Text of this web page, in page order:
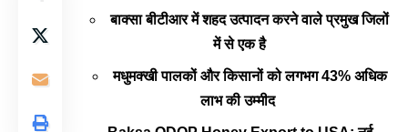
बाक्सा बीटीआर में शहद उत्पादन करने वाले प्रमुख जिलों
में से एक है
मधुमक्खी पालकों और किसानों को लगभग 43% अधिक
लाभ की उम्मीद